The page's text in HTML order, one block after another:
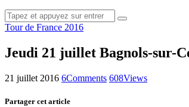
facebook-
twitter-
youtube-
Tour de France 2016
Jeudi 21 juillet Bagnols-sur-
21 juillet 2016 6Comments 608Views
Partager cet article